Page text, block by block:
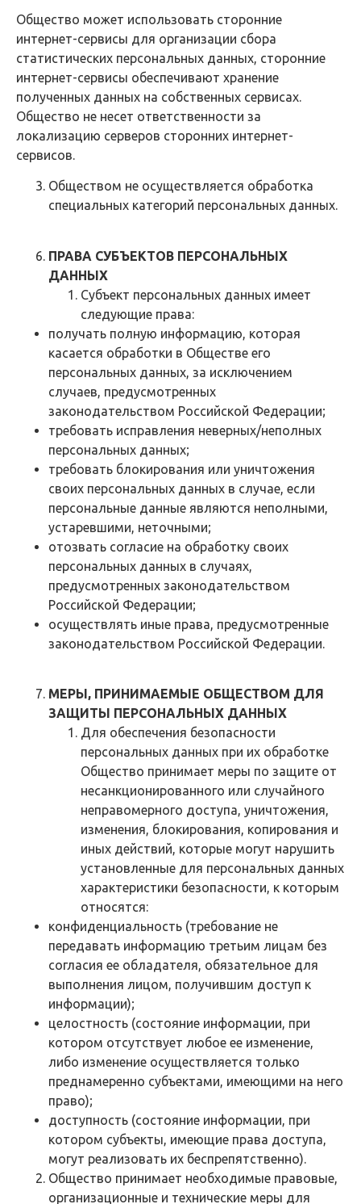
Общество может использовать сторонние
интернет-сервисы для организации сбора
статистических персональных данных, сторонние
интернет-сервисы обеспечивают хранение
полученных данных на собственных сервисах.
Общество не несет ответственности за
локализацию серверов сторонних интернет-
сервисов.
Обществом не осуществляется обработка
специальных категорий персональных данных.
ПРАВА СУБЪЕКТОВ ПЕРСОНАЛЬНЫХ
ДАННЫХ
Субъект персональных данных имеет
следующие права:
получать полную информацию, которая
касается обработки в Обществе его
персональных данных, за исключением
случаев, предусмотренных
законодательством Российской Федерации;
требовать исправления неверных/неполных
персональных данных;
требовать блокирования или уничтожения
своих персональных данных в случае, если
персональные данные являются неполными,
устаревшими, неточными;
отозвать согласие на обработку своих
персональных данных в случаях,
предусмотренных законодательством
Российской Федерации;
осуществлять иные права, предусмотренные
законодательством Российской Федерации.
МЕРЫ, ПРИНИМАЕМЫЕ ОБЩЕСТВОМ ДЛЯ
ЗАЩИТЫ ПЕРСОНАЛЬНЫХ ДАННЫХ
Для обеспечения безопасности
персональных данных при их обработке
Общество принимает меры по защите от
несанкционированного или случайного
неправомерного доступа, уничтожения,
изменения, блокирования, копирования и
иных действий, которые могут нарушить
установленные для персональных данных
характеристики безопасности, к которым
относятся:
конфиденциальность (требование не
передавать информацию третьим лицам без
согласия ее обладателя, обязательное для
выполнения лицом, получившим доступ к
информации);
целостность (состояние информации, при
котором отсутствует любое ее изменение,
либо изменение осуществляется только
преднамеренно субъектами, имеющими на него
право);
доступность (состояние информации, при
котором субъекты, имеющие права доступа,
могут реализовать их беспрепятственно).
Общество принимает необходимые правовые,
организационные и технические меры для